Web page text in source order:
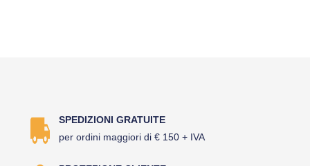
SPEDIZIONI GRATUITE
per ordini maggiori di € 150 + IVA